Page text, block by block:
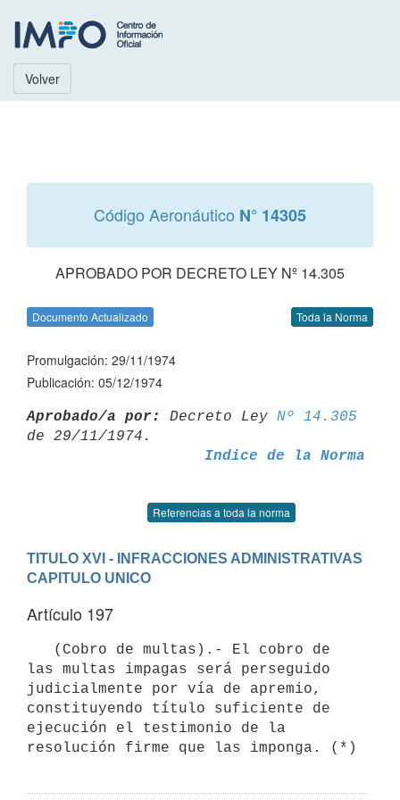
Volver
Código Aeronáutico N° 14305
APROBADO POR DECRETO LEY Nº 14.305
Documento Actualizado Toda la Norma
Promulgación: 29/11/1974
Publicación: 05/12/1974
Aprobado/a por: Decreto Ley Nº 14.305
Indice de la Norma
Referencias a toda la norma
TITULO XVI - INFRACCIONES ADMINISTRATIVAS
CAPITULO UNICO
Artículo 197
las multas impagas será perseguido
judicialmente por vía de apremio,
constituyendo título suficiente de
ejecución el testimonio de la